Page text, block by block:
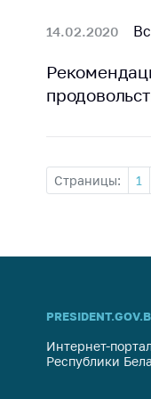
14.02.2020
Страницы: 1
Интернет-
Республики